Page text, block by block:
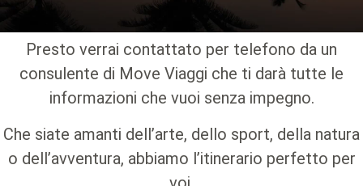
Presto verrai contattato per telefono da un
consulente di Move Viaggi che ti darà tutte le
informazioni che vuoi senza impegno.
Che siate amanti dell’arte, dello sport, della natura
o dell’avventura, abbiamo l’itinerario perfetto per